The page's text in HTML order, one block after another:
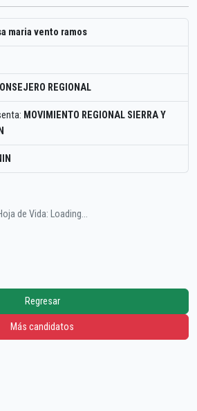
maria vento ramos
REGIONAL
MOVIMIENTO REGIONAL SIERRA Y
de Vida: Loading...
Regresar
Más candidatos